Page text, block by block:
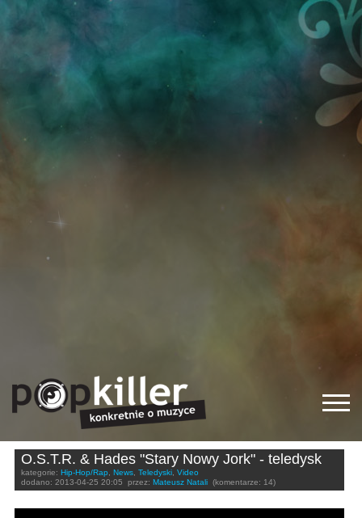
O.S.T.R. & Hades "Stary Nowy Jork" - teledysk
kategorie: Hip-Hop/Rap, News, Teledyski, Video
dodano: 2013-04-25 20:05 przez: Mateusz Natali (komentarze: 14)